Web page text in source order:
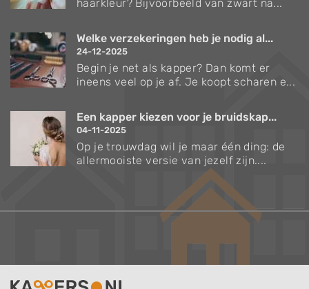
haarkleur? Bijvoorbeeld van zwart na...
Welke verzekeringen heb je nodig al...
24-12-2025
Begin je net als kapper? Dan komt er
ineens veel op je af. Je koopt scharen e...
Een kapper kiezen voor je bruidskap...
04-11-2025
Op je trouwdag wil je maar één ding: de
allermooiste versie van jezelf zijn....